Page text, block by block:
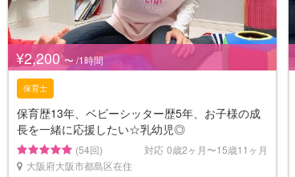
¥2,200 〜 /1時間
保育士
保育歴13年、ベビーシッター歴5年、お子様の成
長を一緒に応援したい☆乳幼児◎
(54回) 対応 0歳2ヶ月〜15歳11ヶ月
大阪府大阪市都島区在住